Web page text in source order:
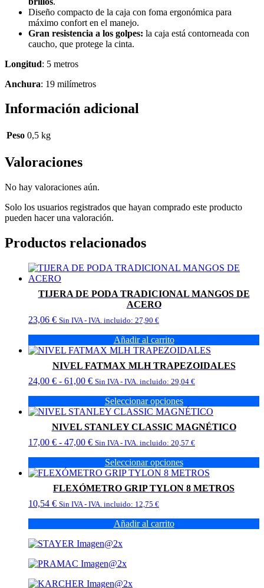
Diseño compacto de la caja con foma ergonómica para
máximo confort en el manejo.
Gran resistencia a los golpes: la caja está contorneada con
caucho, que protege la cinta.
Longitud: 5 metros
Anchura: 19 milímetros
Información adicional
Peso 0,5 kg
Valoraciones
No hay valoraciones aún.
Solo los usuarios registrados que hayan comprado este producto
pueden hacer una valoración.
Productos relacionados
TIJERA DE PODA TRADICIONAL MANGOS DE
ACERO
23,06 € Sin IVA - IVA. incluido: 27,90 €
Añadir al carrito
NIVEL FATMAX MLH TRAPEZOIDALES
24,00 € - 61,00 €Rango
precios:
desde
24,00 €
hasta
61,00 €
Sin IVA - IVA. incluido: 29,04 €
Seleccionar opciones
Este
producto
múltiples
opciones
pueden
elegir
en
la
página
de
producto
NIVEL STANLEY CLASSIC MAGNÉTICO
17,00 € - 47,00 €Rango
precios:
desde
17,00 €
hasta
47,00 €
Sin IVA - IVA. incluido: 20,57 €
Seleccionar opciones
Este
producto
múltiples
se
pueden
elegir
en
FLEXÓMETRO GRIP TYLON 8 METROS
10,54 € Sin IVA - IVA. incluido: 12,75 €
Añadir al carrito